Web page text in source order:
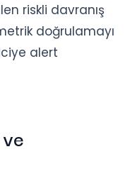
riskli davranış
doğrulamayı
alert